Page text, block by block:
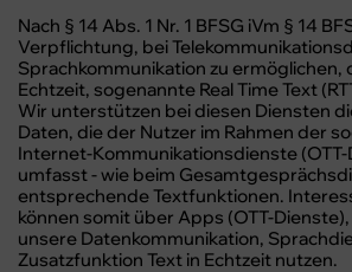
Nach § 14 Abs. 1 Nr. 1 BFSG iVm § 14
Verpflichtung, bei
Sprachkommunikation zu ermöglichen,
Echtzeit, sogenannte Real Time Text
Wir unterstützen bei diesen Diensten
Daten, die der Nutzer im Rahmen der
Internet-Kommunikationsdienste
umfasst - wie beim
entsprechende Textfunktionen.
können somit über Apps (OTT-
unsere Datenkommunikation,
Zusatzfunktion Text in Echtzeit nutzen.